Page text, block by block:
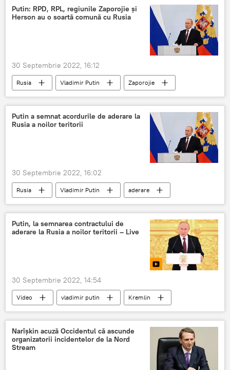
Putin: RPD, RPL, regiunile Zaporojie și
Herson au o soartă comună cu Rusia
30 Septembrie 2022, 16:12
Rusia Vladimir Putin
Zaporojie
Lugansk
Donețk Herson
Putin a semnat acordurile de aderare la
Rusia a noilor teritorii
30 Septembrie 2022, 16:02
Rusia Vladimir Putin aderare
Putin, la semnarea contractului de
aderare la Rusia a noilor teritorii – Live
30 Septembrie 2022, 14:54
Video vladimir putin
Kremlin
discurs
Narîșkin acuză Occidentul că ascunde
organizatorii incidentelor de la Nord
Stream